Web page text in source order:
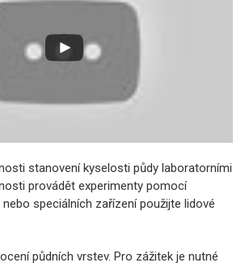
stanovení kyselosti půdy laboratorními
provádět experimenty pomocí
speciálních zařízení použijte lidové
půdních vrstev. Pro zážitek je nutné